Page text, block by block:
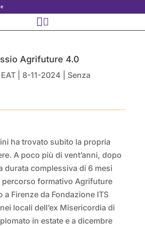

Agrifuture 4.0
8-11-2024
Senza
ha trovato subito la propria
A poco più di vent’anni, dopo
durata complessiva di 6 mesi
percorso formativo Agrifuture
a Firenze da Fondazione ITS
locali dell’ex Misericordia di
in estate e a dicembre